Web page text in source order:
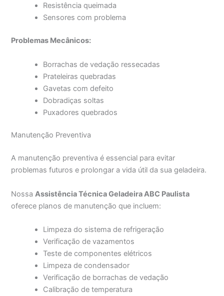
Resistência queimada
Sensores com problema
Problemas Mecânicos:
Borrachas de vedação ressecadas
Prateleiras quebradas
Gavetas com defeito
Dobradiças soltas
Puxadores quebrados
Manutenção Preventiva
A manutenção preventiva é essencial para evitar
problemas futuros e prolongar a vida útil da sua geladeira.
Nossa Assistência Técnica Geladeira ABC Paulista
oferece planos de manutenção que incluem:
Limpeza do sistema de refrigeração
Verificação de vazamentos
Teste de componentes elétricos
Limpeza de condensador
Verificação de borrachas de vedação
Calibração de temperatura